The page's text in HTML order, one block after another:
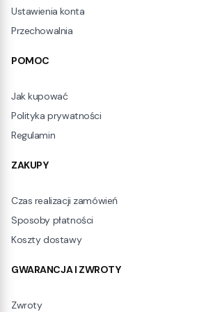
Ustawienia konta
Przechowalnia
POMOC
Jak kupować
Polityka prywatności
Regulamin
ZAKUPY
Czas realizacji zamówień
Sposoby płatności
Koszty dostawy
GWARANCJA I ZWROTY
Zwroty